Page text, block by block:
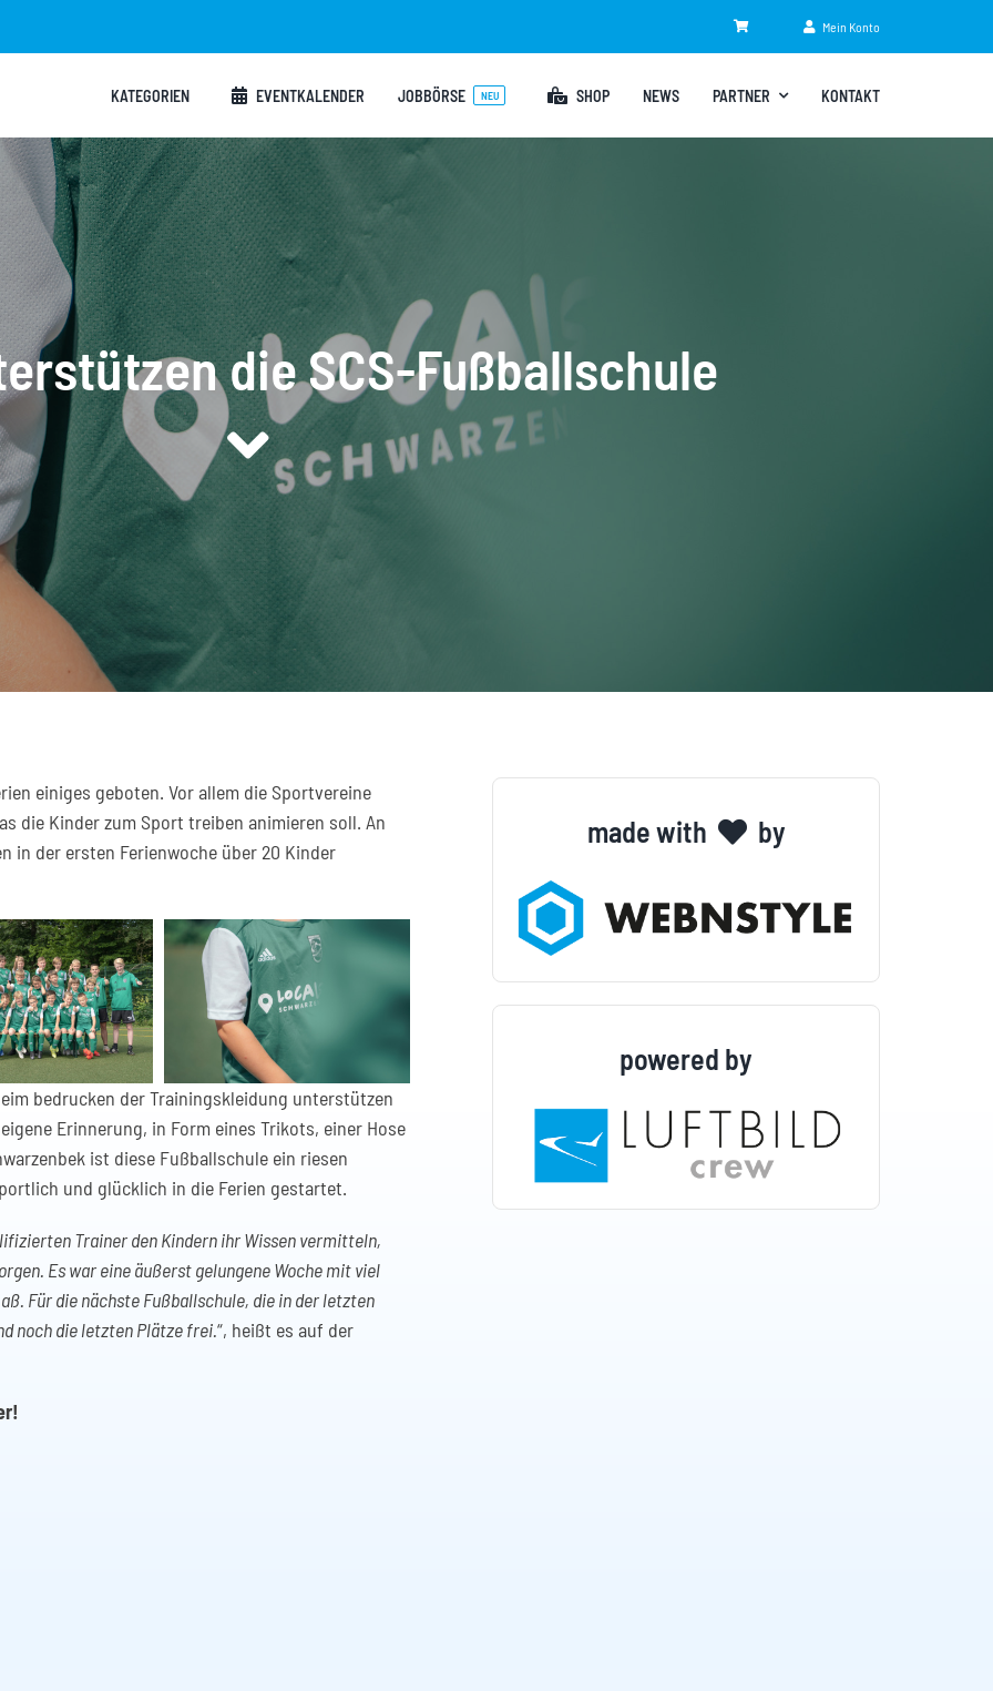
Mein Konto
KATEGORIEN EVENTKALENDER JOBBÖRSE NEU SHOP NEWS PARTNER KONTAKT
die SCS-Fußballschule
einiges geboten. Vor allem die Sportvereine
die Kinder zum Sport treiben animieren soll. An
in der ersten Ferienwoche über 20 Kinder
bedrucken der Trainingskleidung unterstützen
Erinnerung, in Form eines Trikots, einer Hose
ist diese Fußballschule ein riesen
und glücklich in die Ferien gestartet.
Trainer den Kindern ihr Wissen vermitteln,
Es war eine äußerst gelungene Woche mit viel
Für die nächste Fußballschule, die in der letzten
noch die letzten Plätze frei.“, heißt es auf der
made with by
powered by